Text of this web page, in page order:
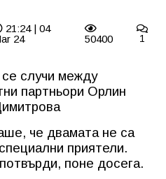
21:24 | 04
24
50400 1
случи между
партньори Орлин
че двамата не са
приятели.
поне досега.